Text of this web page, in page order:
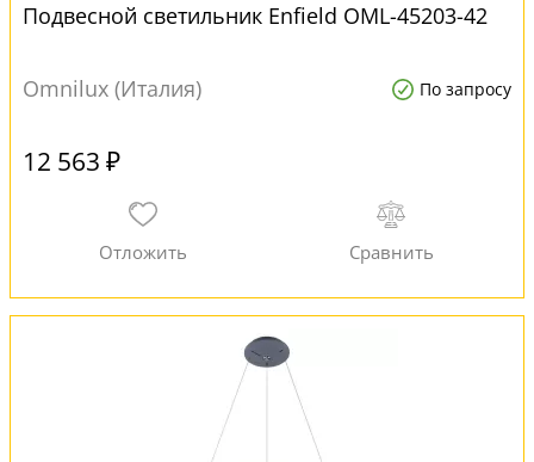
Подвесной светильник Enfield OML-45203-42
Omnilux (Италия) По запросу
12 563 ₽